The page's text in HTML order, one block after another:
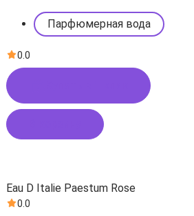
Парфюмерная вода
0.0
Eau D Italie Paestum Rose
0.0